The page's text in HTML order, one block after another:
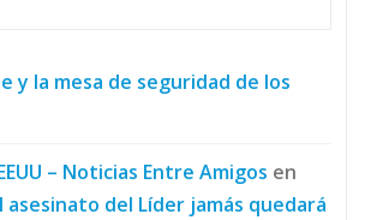
y la mesa de seguridad de los
– Noticias Entre Amigos en
asesinato del Líder jamás quedará